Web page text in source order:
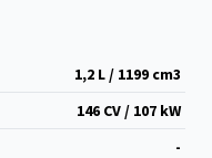
1,2 L / 1199 cm3
146 CV / 107 kW
-